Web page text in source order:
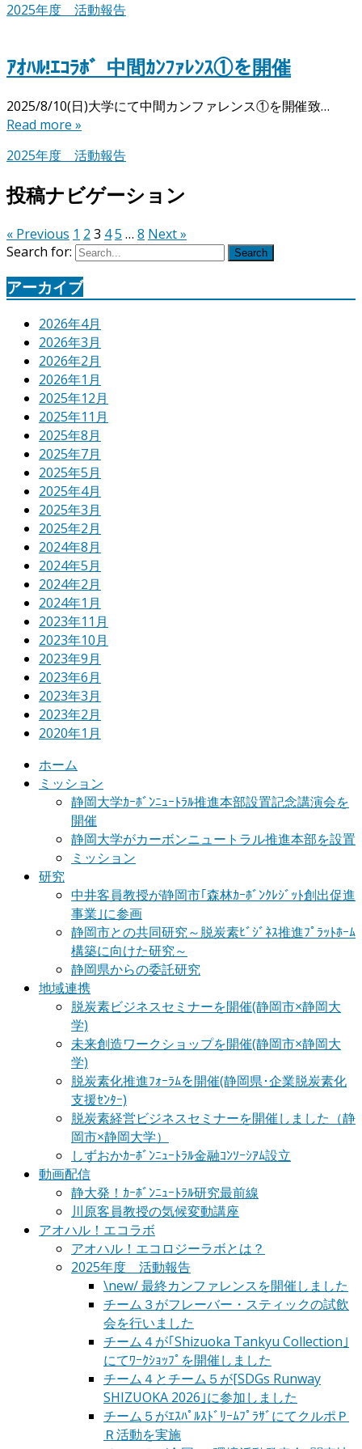
2025年度 活動報告
ｱｵﾊﾙ!ｴｺﾗﾎﾞ_中間ｶﾝﾌｧﾚﾝｽ①を開催
2025/8/10(日)大学にて中間カンファレンス①を開催致…
Read more »
2025年度 活動報告
投稿ナビゲーション
« Previous 1 2 3 45 … 8 Next »
Search for:
Search
アーカイブ
2026年4月
2026年3月
2026年2月
2026年1月
2025年12月
2025年11月
2025年8月
2025年7月
2025年5月
2025年4月
2025年3月
2025年2月
2024年8月
2024年5月
2024年2月
2024年1月
2023年11月
2023年10月
2023年9月
2023年6月
2023年3月
2023年2月
2020年1月
ホーム
ミッション
静岡大学ｶｰﾎﾞﾝﾆｭｰﾄﾗﾙ推進本部設置記念講演会を
開催
静岡大学がカーボンニュートラル推進本部を設置
ミッション
研究
中井客員教授が静岡市｢森林ｶｰﾎﾞﾝｸﾚｼﾞｯﾄ創出促進
事業｣に参画
静岡市との共同研究～脱炭素ﾋﾞｼﾞﾈｽ推進ﾌﾟﾗｯﾄﾎｰﾑ
構築に向けた研究～
静岡県からの委託研究
地域連携
脱炭素ビジネスセミナーを開催(静岡市×静岡大
学)
未来創造ワークショップを開催(静岡市×静岡大
学)
脱炭素化推進ﾌｫｰﾗﾑを開催(静岡県･企業脱炭素化
支援ｾﾝﾀｰ)
脱炭素経営ビジネスセミナーを開催しました（静
岡市×静岡大学）
しずおかｶｰﾎﾞﾝﾆｭｰﾄﾗﾙ金融ｺﾝｿｰｼｱﾑ設立
動画配信
静大発！ｶｰﾎﾞﾝﾆｭｰﾄﾗﾙ研究最前線
川原客員教授の気候変動講座
アオハル！エコラボ
アオハル！エコロジーラボとは？
2025年度 活動報告
\new/ 最終カンファレンスを開催しました
チーム３がフレーバー・スティックの試飲
会を行いました
チーム４が｢Shizuoka Tankyu Collection｣
にてﾜｰｸｼｮｯﾌﾟを開催しました
チーム４とチーム５が[SDGs Runway
SHIZUOKA 2026｣に参加しました
チーム５がｴｽﾊﾟﾙｽﾄﾞﾘｰﾑﾌﾟﾗｻﾞにてクルポＰ
Ｒ活動を実施